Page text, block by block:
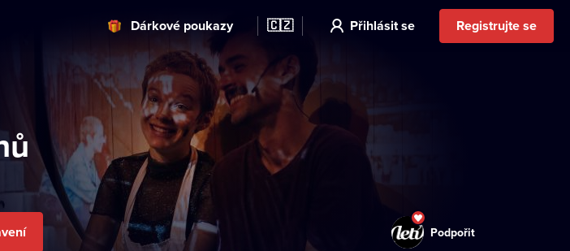
Dárkové poukazy 🇨🇿 Přihlásit se Registrujte se
Podpořit